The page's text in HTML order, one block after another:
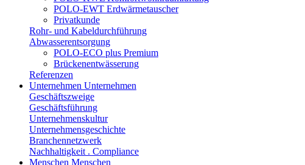
POLO-EWT Erdwärmetauscher
Privatkunde
Rohr- und Kabeldurchführung
Abwasserentsorgung
POLO-ECO plus Premium
Brückenentwässerung
Referenzen
Unternehmen Unternehmen
Geschäftszweige
Geschäftsführung
Unternehmenskultur
Unternehmensgeschichte
Branchennetzwerk
Nachhaltigkeit . Compliance
Menschen Menschen